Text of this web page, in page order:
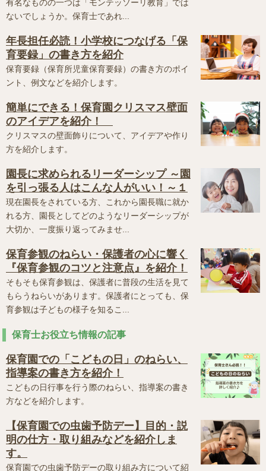
有名なものの一つは「モンテッソーリ教育」では
ないでしょうか。保育士であれ...
年長担任必読！小学校につなげる「保
育要録」の書き方を紹介
保育要録（保育所児童保育要録）の書き方のポイ
ント、例文などを紹介します。
簡単にできる！保育園クリスマス壁面
のアイデアを紹介！
クリスマスの壁面飾りについて、アイデアや作り
方を紹介します。
園長に求められるリーダーシップ ～園
を引っ張る人はこんな人がいい！～１
現在園長をされている方、これから園長職に就か
れる方、園長としてどのようなリーダーシップが
大切か、一度振り返ってみませ...
保育参観のねらい・保護者の心に響く
『保育参観のコツと注意点』を紹介！
そもそも保育参観は、保護者に普段の生活を見て
もらうねらいがあります。保護者にとっても、保
育参観は子どもの様子を知るこ...
保育士お役立ち情報の記事
保育園での「こどもの日」のねらい、
指導案の書き方を紹介！
こどもの日行事を行う際のねらい、指導案の書き
方などを紹介します。
【保育園での虫歯予防デー】目的・説
明の仕方・取り組みなどを紹介しま
す。
保育園での虫歯予防デーの取り組み方について紹